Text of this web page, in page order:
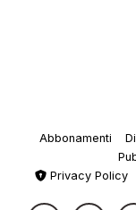
Abbonamenti
Privacy Policy